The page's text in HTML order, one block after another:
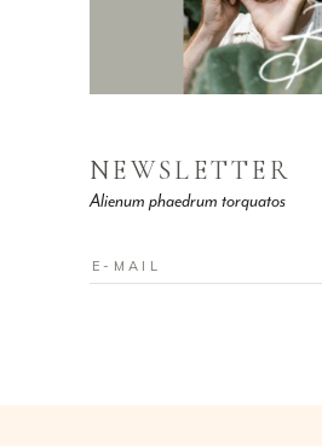
NEWSLETTER
Alienum phaedrum torquatos